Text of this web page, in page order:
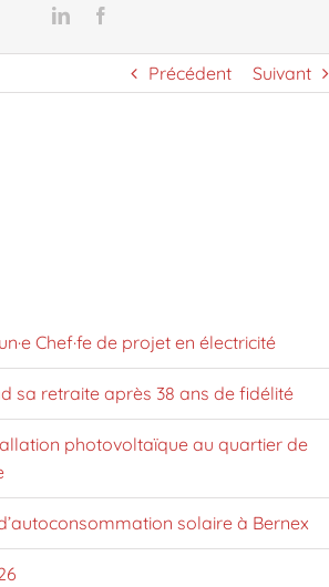
Précédent Suivant
LinkedIn
Chef·fe de projet en électricité
sa retraite après 38 ans de fidélité
photovoltaïque au quartier de
solaire à Bernex